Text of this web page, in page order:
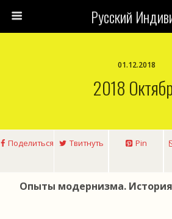
Русский
01.12.2018
2018
Поделиться Твитнуть Pin
Опыты модернизма.